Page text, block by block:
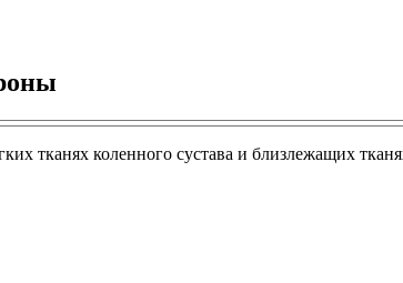
тканях коленного сустава и близлежащих